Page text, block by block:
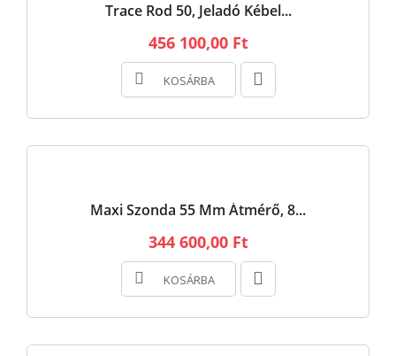
Trace Rod 50, Jeladó Kébel...
456 100,00 Ft
KOSÁRBA
Maxi Szonda 55 Mm Átmérő, 8...
344 600,00 Ft
KOSÁRBA